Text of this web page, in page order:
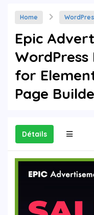
Home
Epic
WordPress
for
Page
Détails